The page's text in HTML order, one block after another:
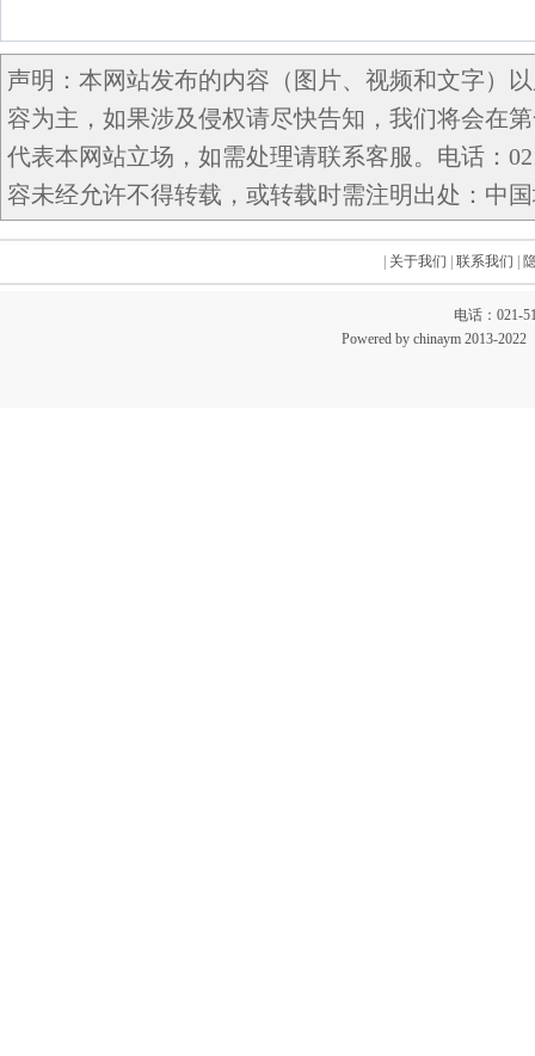
声明：本网站发布的内容（图片、视频和文字）
容为主，如果涉及侵权请尽快告知，我们将会在
代表本网站立场，如需处理请联系客服。电话：
容未经允许不得转载，或转载时需注明出处：中国
关于我们 联系我们
电话：021-
Powered by chinaym 2013-